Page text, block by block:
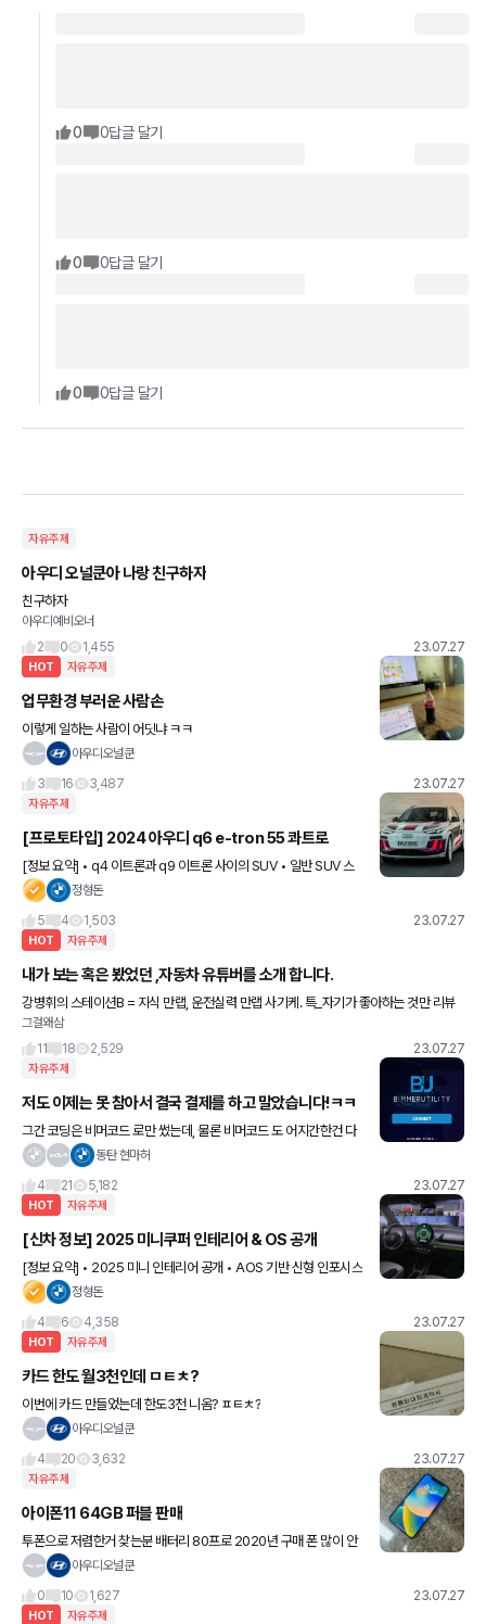
0 0답글 달기
0 0답글 달기
0 0답글 달기
자유주제
아우디 오널쿤아 나랑 친구하자
친구하자
아우디예비오너
2
0 1,455 23.07.27
HOT 자유주제
업무환경 부러운 사람손
이렇게 일하는 사람이 어딧냐 ㅋㅋ
아우디오널쿤
3
16 3,487 23.07.27
자유주제
[프로토타입] 2024 아우디 q6 e-tron 55 콰트로
[정보 요약] • q4 이트론과 q9 이트론 사이의 SUV • 일반 SUV 스
타일, 쿠페형 SUV 스타일 2종류 • 신형 플랫폼 PPE로 설계된 최초
정형돈
5
4 1,503 23.07.27
HOT 자유주제
내가 보는 혹은 봤었던 ,자동차 유튜버를 소개 합니다.
강병휘의 스테이션B = 지식 만랩, 운전실력 만랩 사기케. 특_자기가 좋아하는 것만 리뷰
함. 모카 김한용 = 무난함. / 특_고급지고 싶은데 그렇지 못 할 때 어색해 보임. 오토뷰 = 전
문가 느
그걸왜삼
11
18 2,529 23.07.27
자유주제
저도 이제는 못 참아서 결국 결제를 하고 말았습니다!ㅋㅋ
그간 코딩은 비머코드 로만 썼는데, 물론 비머코드 도 어지간한건 다
가능하고 무엇보다 빨리 할수 있어서 좋습니다ㅋㅋㅋ 헌데 종류가 많
동탄 현마허
4
21 5,182 23.07.27
HOT 자유주제
[신차 정보] 2025 미니쿠퍼 인테리어 & OS 공개
[정보 요약] • 2025 미니 인테리어 공개 • AOS 기반 신형 인포시스
템 공개 • 9.4인치 원형 OLED 디스플레이 • 모드에 따라 UI 디자인
정형돈
4
6 4,358 23.07.27
HOT 자유주제
카드 한도 월3천인데 ㅁㅌㅊ?
이번에 카드 만들었는데 한도3천 니옴? ㅍㅌㅊ?
아우디오널쿤
4
20 3,632 23.07.27
자유주제
아이폰11 64GB 퍼블 판매
투폰으로 저렴한거 찾는분 배터리 80프로 2020년 구매 폰 많이 안
써서 상태 좋음 27만원
아우디오널쿤
0
10 1,627 23.07.27
HOT 자유주제